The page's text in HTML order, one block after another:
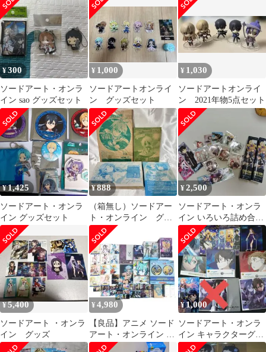
¥300
ソードアート・オンラ
イン sao グッズセット
¥ 1,000
ソードアートオンライ
ン グッズセット
¥ 1,030
ソードアートオンライ
ン 2021年物5点セット
¥1,425
ソードアート・オンラ
イン グッズセット
¥888
（箱無し）ソードアー
ト・オンライン グッ
ズ4点セット
¥2,500
ソードアート・オンラ
イン いろいろ詰め合わ
せセット
¥5,400
ソードアート ・オンラ
イン グッズ
¥ 4,980
【良品】アニメ ソード
アート・オンライン キ
ャラクターグッズ セッ
¥ 1,000
ソードアート・オンラ
イン キャラクターグッ
ズ まとめ売り